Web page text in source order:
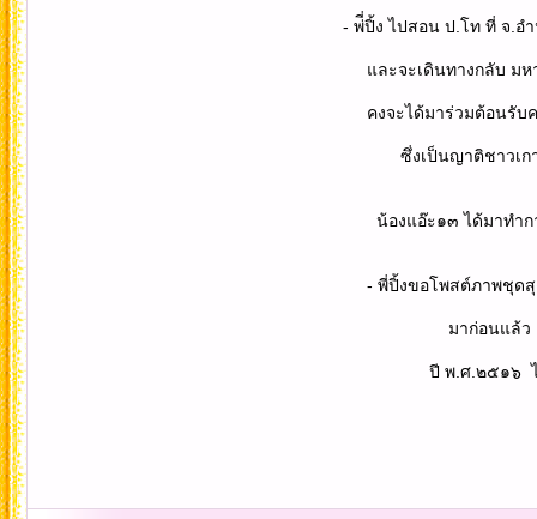
- พ่ี่ปิ้ง ไปสอน ป.โท ที่ จ.อำนาจ
และจะเดินทางกลับ มหาสารคา
คงจะได้มาร่วมต้อนรับคณะของพ
ซึ่งเป็นญาติชาวเกาะสมุย ได้แจ้
น้องแอ๊ะ๑๓ ได้มาทำการซื้อไว้ เพื่
- พี่ปิ้งขอโพสต์ภาพชุดสุดท้าย ของ
มาก่อนแล้ว ...ด้วยคณะเล็ก..ไ
ปี พ.ศ.๒๕๑๖ ไว้เป็นห